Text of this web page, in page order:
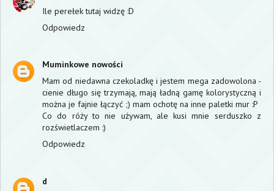
Ile perełek tutaj widzę :D
Odpowiedz
Muminkowe nowości
Mam od niedawna czekoladkę i jestem mega zadowolona -
cienie długo się trzymają, mają ładną gamę kolorystyczną i
można je fajnie łączyć ;) mam ochotę na inne paletki mur :P
Co do róży to nie używam, ale kusi mnie serduszko z
rozświetlaczem :)
Odpowiedz
d